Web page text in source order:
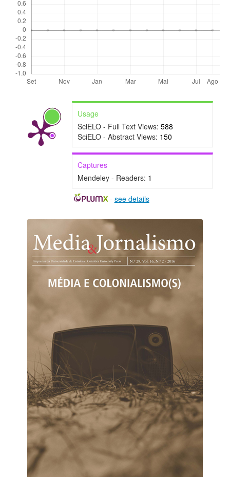
Usage
SciELO - Full Text Views: 588
SciELO - Abstract Views: 150
Captures
Mendeley - Readers: 1
- see details